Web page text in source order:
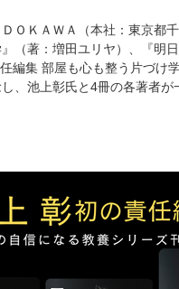
ＯＫＡＷＡ（本社：東京都
（著：増田ユリヤ）、『明
編集 部屋も心も整う片づけ
、池上彰氏と4冊の各著者